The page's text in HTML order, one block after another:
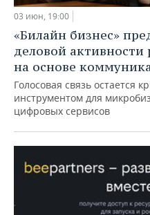
03 июн, 19:00
«Билайн бизнес»
деловой активности
на основе
Голосовая связь остается
инструментом для
цифровых сервисов